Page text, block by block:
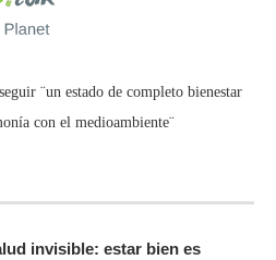
¨un estado de completo bienestar
con el medioambiente¨
invisible: estar bien es